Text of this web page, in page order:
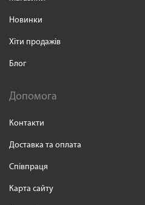
Новинки
Хіти продажів
Блог
Допомога
Контакти
Доставка та оплата
Співпраця
Карта сайту